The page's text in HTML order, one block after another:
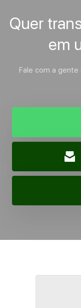
Quer
em
Fale com a gente